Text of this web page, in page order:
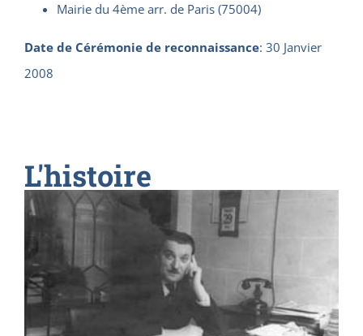
Mairie du 4ème arr. de Paris (75004)
Date de Cérémonie de reconnaissance: 30 Janvier
2008
L'histoire